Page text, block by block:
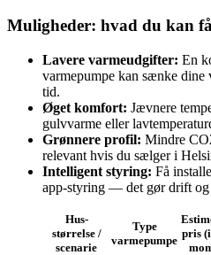
Muligheder: hvad du kan
Lavere varmeudgifter: En
varmepumpe kan sænke
tid.
Øget komfort: Jævnere
gulvvarme eller
Grønnere profil: Mindre
relevant hvis du sælger i
Intelligent styring: Få
app‑styring — det gør drift og
Hus-
størrelse /
scenarie
Type
varmepumpe
pris